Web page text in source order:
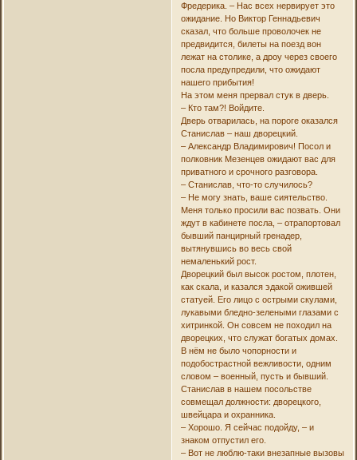
Фредерика. – Нас всех нервирует это
ожидание. Но Виктор Геннадьевич
сказал, что больше проволочек не
предвидится, билеты на поезд вон
лежат на столике, а дроу через своего
посла предупредили, что ожидают
нашего прибытия!
На этом меня прервал стук в дверь.
– Кто там?! Войдите.
Дверь отварилась, на пороге оказался
Станислав – наш дворецкий.
– Александр Владимирович! Посол и
полковник Мезенцев ожидают вас для
приватного и срочного разговора.
– Станислав, что-то случилось?
– Не могу знать, ваше сиятельство.
Меня только просили вас позвать. Они
ждут в кабинете посла, – отрапортовал
бывший панцирный гренадер,
вытянувшись во весь свой
немаленький рост.
Дворецкий был высок ростом, плотен,
как скала, и казался эдакой ожившей
статуей. Его лицо с острыми скулами,
лукавыми бледно-зелеными глазами с
хитринкой. Он совсем не походил на
дворецких, что служат богатых домах.
В нём не было чопорности и
подобострастной вежливости, одним
словом – военный, пусть и бывший.
Станислав в нашем посольстве
совмещал должности: дворецкого,
швейцара и охранника.
– Хорошо. Я сейчас подойду, – и
знаком отпустил его.
– Вот не люблю-таки внезапные вызовы